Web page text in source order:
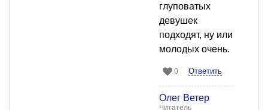
глуповатых
девушек
подходят, ну или
молодых очень.
0 Ответить
Олег Ветер
Читатель